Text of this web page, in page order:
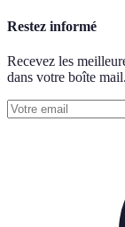
Restez informé
Recevez les
dans votre boîte mail.